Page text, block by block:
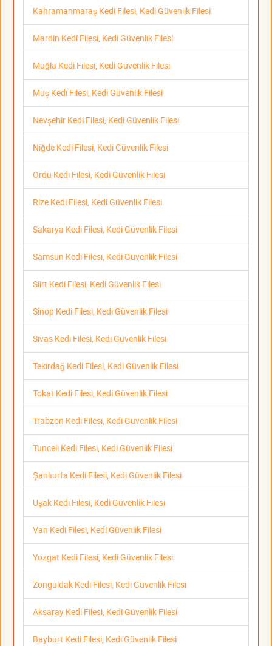
Kahramanmaraş Kedi Filesi, Kedi Güvenlik Filesi
Mardin Kedi Filesi, Kedi Güvenlik Filesi
Muğla Kedi Filesi, Kedi Güvenlik Filesi
Muş Kedi Filesi, Kedi Güvenlik Filesi
Nevşehir Kedi Filesi, Kedi Güvenlik Filesi
Niğde Kedi Filesi, Kedi Güvenlik Filesi
Ordu Kedi Filesi, Kedi Güvenlik Filesi
Rize Kedi Filesi, Kedi Güvenlik Filesi
Sakarya Kedi Filesi, Kedi Güvenlik Filesi
Samsun Kedi Filesi, Kedi Güvenlik Filesi
Siirt Kedi Filesi, Kedi Güvenlik Filesi
Sinop Kedi Filesi, Kedi Güvenlik Filesi
Sivas Kedi Filesi, Kedi Güvenlik Filesi
Tekirdağ Kedi Filesi, Kedi Güvenlik Filesi
Tokat Kedi Filesi, Kedi Güvenlik Filesi
Trabzon Kedi Filesi, Kedi Güvenlik Filesi
Tunceli Kedi Filesi, Kedi Güvenlik Filesi
Şanlıurfa Kedi Filesi, Kedi Güvenlik Filesi
Uşak Kedi Filesi, Kedi Güvenlik Filesi
Van Kedi Filesi, Kedi Güvenlik Filesi
Yozgat Kedi Filesi, Kedi Güvenlik Filesi
Zonguldak Kedi Filesi, Kedi Güvenlik Filesi
Aksaray Kedi Filesi, Kedi Güvenlik Filesi
Bayburt Kedi Filesi, Kedi Güvenlik Filesi